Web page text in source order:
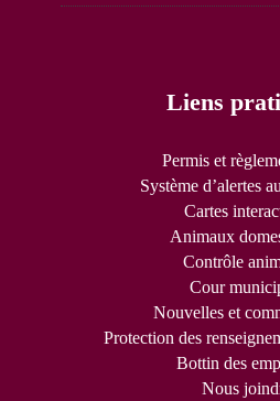
Liens
Permis et
Système d’alertes
Cartes
Animaux
Contrôle
Cour
Nouvelles et
Protection des
Bottin des
Nous